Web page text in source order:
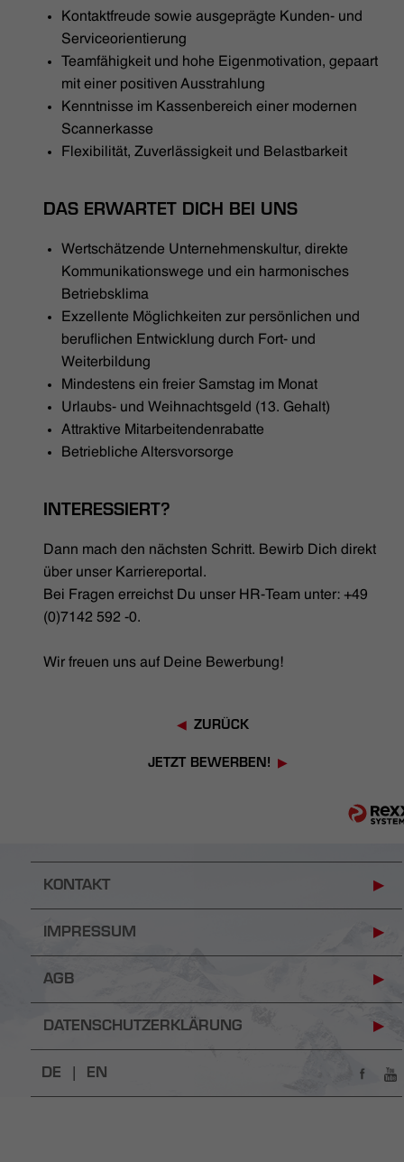
Kontaktfreude sowie ausgeprägte Kunden- und
Serviceorientierung
Teamfähigkeit und hohe Eigenmotivation, gepaart
mit einer positiven Ausstrahlung
Kenntnisse im Kassenbereich einer modernen
Scannerkasse
Flexibilität, Zuverlässigkeit und Belastbarkeit
DAS ERWARTET DICH BEI UNS
Wertschätzende Unternehmenskultur, direkte
Kommunikationswege und ein harmonisches
Betriebsklima
Exzellente Möglichkeiten zur persönlichen und
beruflichen Entwicklung durch Fort- und
Weiterbildung
Mindestens ein freier Samstag im Monat
Urlaubs- und Weihnachtsgeld (13. Gehalt)
Attraktive Mitarbeitendenrabatte
Betriebliche Altersvorsorge
INTERESSIERT?
Dann mach den nächsten Schritt. Bewirb Dich direkt
über unser Karriereportal.
Bei Fragen erreichst Du unser HR-Team unter: +49
(0)7142 592 -0.
Wir freuen uns auf Deine Bewerbung!
ZURÜCK
JETZT BEWERBEN!
KONTAKT
IMPRESSUM
AGB
DATENSCHUTZERKLÄRUNG
DE | EN